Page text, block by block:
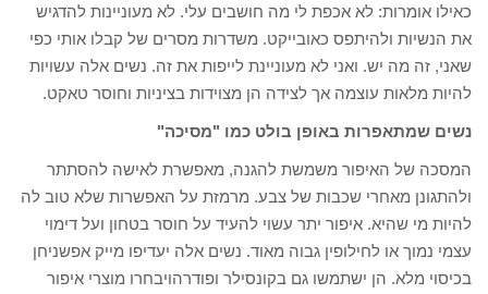
כאילו אומרות: לא אכפת לי מה חושבים עלי. לא מעוניינות להדגיש
את הנשיות ולהיתפס כאובייקט. משדרות מסרים של קבלו אותי כפי
שאני, זה מה יש. ואני לא מעוניינת לייפות את זה. נשים אלה עשויות
להיות מלאות עוצמה אך לצידה הן מצוידות בציניות וחוסר טאקט.
נשים שמתאפרות באופן בולט כמו "מסיכה"
המסכה של האיפור משמשת להגנה, מאפשרת לאישה להסתתר
ולהתגונן מאחרי שכבות של צבע. מרמזת על האפשרות שלא טוב לה
להיות מי שהיא. איפור יתר עשוי להעיד על חוסר בטחון ועל דימוי
עצמי נמוך או לחילופין גבוה מאוד. נשים אלה יעדיפו מייק אפשניחן
בכיסוי מלא. הן ישתמשו גם בקונסילר ופודרהויבחרו מוצרי איפור